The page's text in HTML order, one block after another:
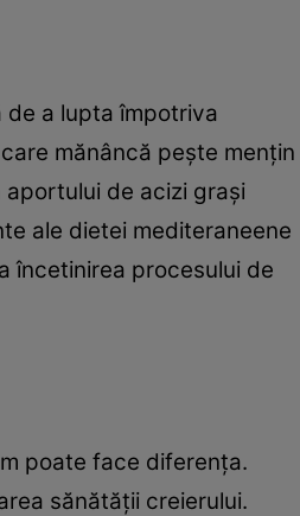
a lupta împotriva
mănâncă peşte menţin
de acizi graşi
ale dietei mediteraneene
încetinirea procesului de
poate face diferenţa.
sănătăţii creierului.